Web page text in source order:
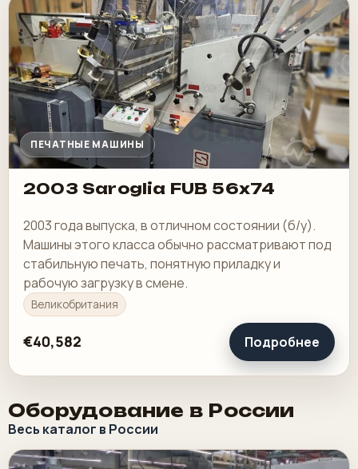
ПЕЧАТНЫЕ МАШИНЫ
2003 Saroglia FUB 56x74
2003 года выпуска, в отличном состоянии (б/у).
Машины этого класса обычно рассматривают под
стабильную печать, понятную приладку и
рабочую загрузку в смене.
Великобритания
€40,582 Подробнее
Оборудование в России
Весь каталог в России